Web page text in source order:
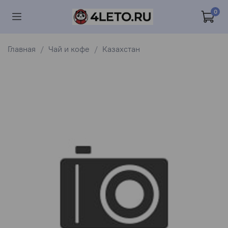
0
Главная Чай и кофе Казахстан